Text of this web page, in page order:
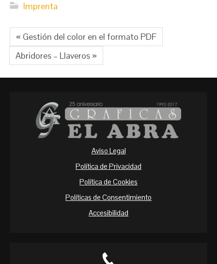
Imprenta
« Gestión del color en el formato PDF
Abridores – Llaveros »
Aviso Legal
Política de Privacidad
Política de Cookies
Políticas de Consentimiento
Accesibilidad